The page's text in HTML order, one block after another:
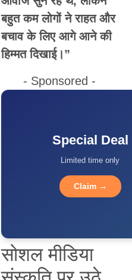
बहुत कम लोगों ने राहत और
बचाव के लिए आगे आने की
हिम्मत दिखाई।”
- Sponsored -
Special Deal
Limited time only
Claim →
सोशल मीडिया